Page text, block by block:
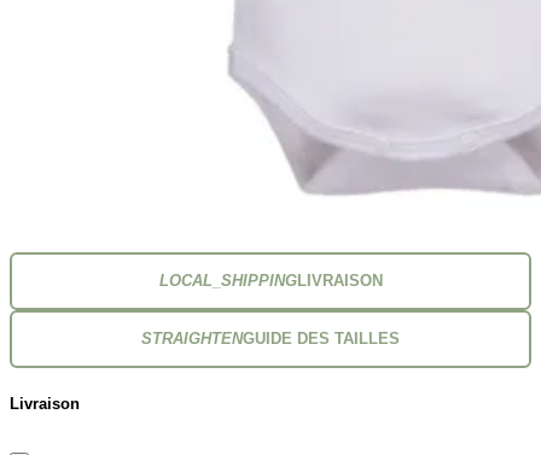
LOCAL_SHIPPINGLIVRAISON
STRAIGHTENGUIDE DES TAILLES
Livraison